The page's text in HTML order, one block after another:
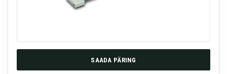
SAADA PÄRING